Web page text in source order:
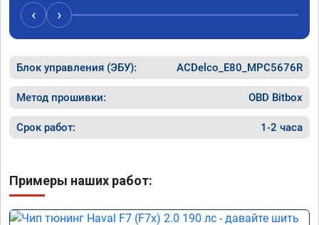
тоже намного увеличился,как будто мне
добавили не 20лс а все 50)))ну вообщем
рекомендую,покатаюсь посмотрю как
устраивает....p.s.выдали сертификат
‹ ›
Блок управления (ЭБУ): ACDelco_E80_MPC5676R
Метод прошивки: OBD Bitbox
Срок работ: 1-2 часа
Примеры наших работ: